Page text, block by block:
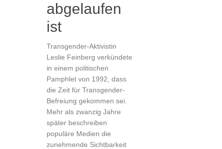
abgelaufen
ist
Transgender-Aktivistin
Leslie Feinberg verkündete
in einem politischen
Pamphlet von 1992, dass
die Zeit für Transgender-
Befreiung gekommen sei.
Mehr als zwanzig Jahre
später beschreiben
populäre Medien die
zunehmende Sichtbarkeit